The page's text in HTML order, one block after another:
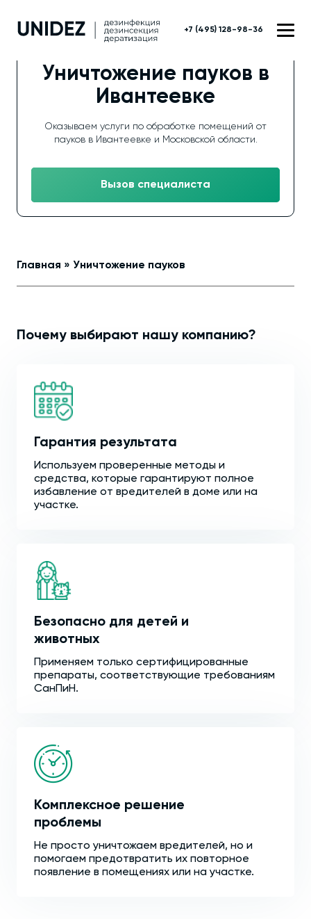
+7 (495) 128-98-36
Уничтожение пауков в
Ивантеевке
Оказываем услуги по обработке помещений от
пауков в Ивантеевке и Московской области.
Вызов специалиста
Главная » Уничтожение пауков
Почему выбирают нашу компанию?
Гарантия результата
Используем проверенные методы и
средства, которые гарантируют полное
избавление от вредителей в доме или на
участке.
Безопасно для детей и
животных
Применяем только сертифицированные
препараты, соответствующие требованиям
СанПиН.
Комплексное решение
проблемы
Не просто уничтожаем вредителей, но и
помогаем предотвратить их повторное
появление в помещениях или на участке.